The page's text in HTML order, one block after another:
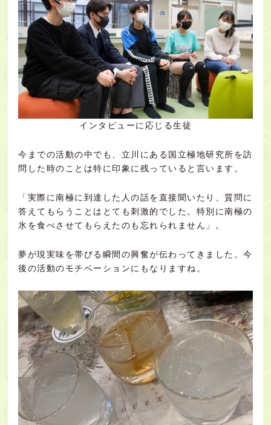
インタビューに応じる生徒
今までの活動の中でも、立川にある国立極地研究所を訪
問した時のことは特に印象に残っていると言います。
「実際に南極に到達した人の話を直接聞いたり、質問に
答えてもらうことはとても刺激的でした。特別に南極の
氷を食べさせてもらえたのも忘れられません」。
夢が現実味を帯びる瞬間の興奮が伝わってきました。今
後の活動のモチベーションにもなりますね。